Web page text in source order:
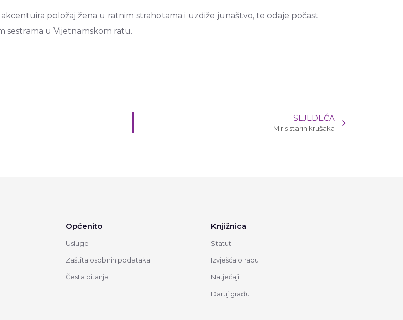
položaj žena u ratnim strahotama i uzdiže junaštvo, te odaje počast
sestrama u Vijetnamskom ratu.
SLJEDEĆA
Miris starih krušaka
Općenito
Usluge
Zaštita osobnih podataka
Česta pitanja
Knjižnica
Statut
Izvješća o radu
Natječaji
Daruj građu